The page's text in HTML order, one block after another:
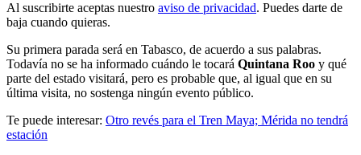
Al suscribirte aceptas nuestro aviso de privacidad. Puedes darte de
baja cuando quieras.
Su primera parada será en Tabasco, de acuerdo a sus palabras.
Todavía no se ha informado cuándo le tocará Quintana Roo y qué
parte del estado visitará, pero es probable que, al igual que en su
última visita, no sostenga ningún evento público.
Te puede interesar: Otro revés para el Tren Maya; Mérida no tendrá
estación